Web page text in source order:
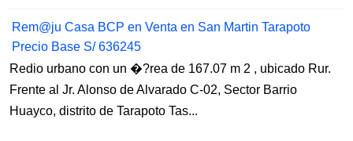
Rem@ju Casa BCP en Venta en San Martin Tarapoto
Precio Base S/ 636245
Redio urbano con un �?rea de 167.07 m 2 , ubicado Rur.
Frente al Jr. Alonso de Alvarado C-02, Sector Barrio
Huayco, distrito de Tarapoto Tas...